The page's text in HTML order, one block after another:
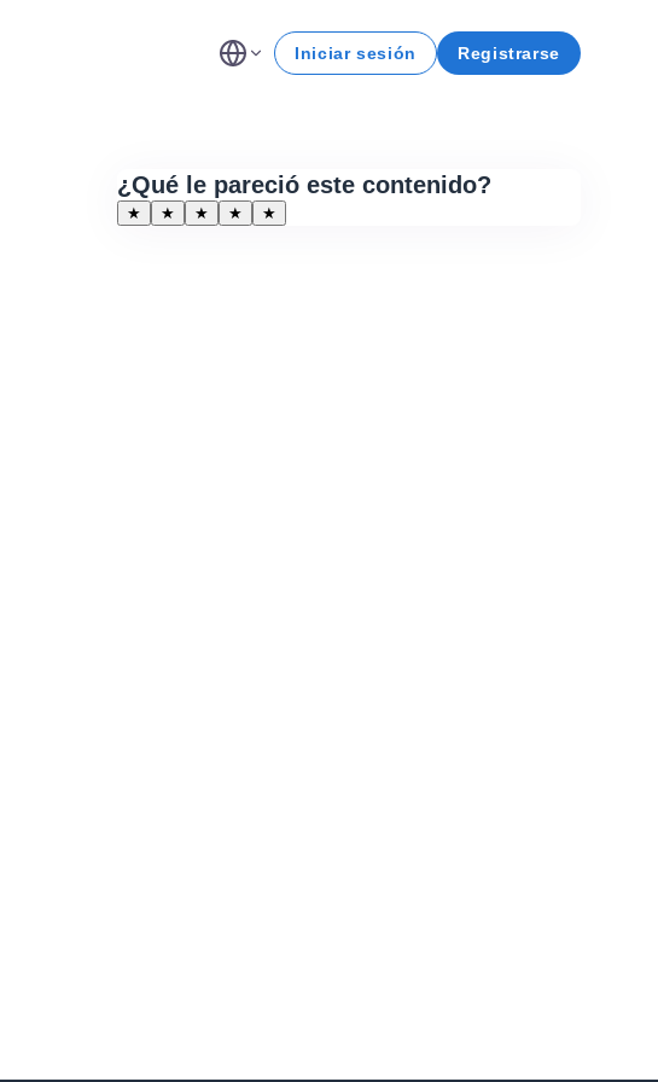
Iniciar sesión Registrarse
¿Qué le pareció este contenido?
★ ★ ★ ★ ★